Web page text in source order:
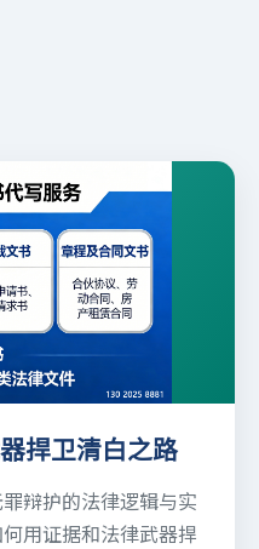
捍卫清白之路
辩护的法律逻辑与实
用证据和法律武器捍